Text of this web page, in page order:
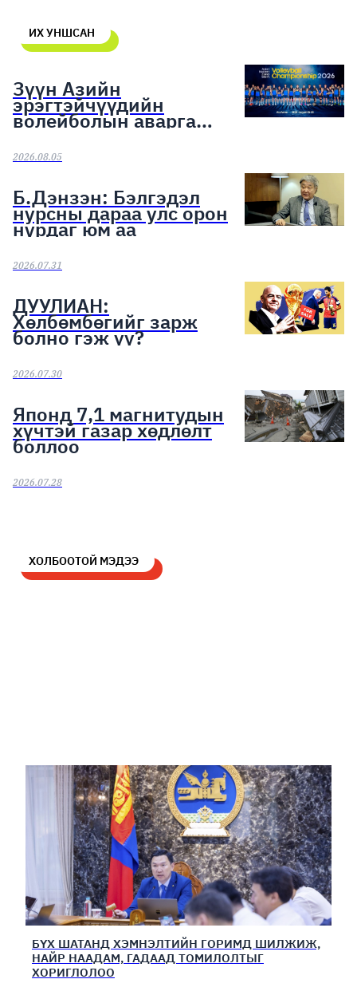
ИХ УНШСАН
Зүүн Азийн
эрэгтэйчүүдийн
волейболын аварга
шалгаруулах тэмцээн
эхэллээ
2026.08.05
Б.Дэнзэн: Бэлгэдэл
нурсны дараа улс орон
нурдаг юм аа
2026.07.31
ДУУЛИАН:
Хөлбөмбөгийг зарж
болно гэж үү?
2026.07.30
Японд 7,1 магнитудын
хүчтэй газар хөдлөлт
боллоо
2026.07.28
ХОЛБООТОЙ МЭДЭЭ
БҮХ ШАТАНД ХЭМНЭЛТИЙН ГОРИМД ШИЛЖИЖ,
НАЙР НААДАМ, ГАДААД ТОМИЛОЛТЫГ
ХОРИГЛОЛОО